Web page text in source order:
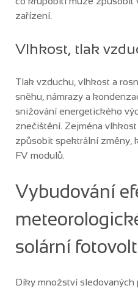
zařízení.
Vlhkost, tlak
Tlak vzduchu, vlhkost a
sněhu, námrazy a
snižování energetického
znečištění. Zejména
způsobit spektrální změny,
FV modulů.
Vybudování
solární
Díky množství sledovaných